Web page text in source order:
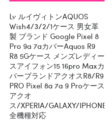
Lv ルイヴィトンAQUOS
Wish4/3/2/1ケース 男女革
製 ブランド Google Pixel 8
Pro 9a 7aカバーaquos R9
R8 5Gケース メンズレディー
スアイフォン15 16pro Maxカ
バーブランドアクオスR8/R9
PRO Pixel 8a 7a 9 Proケース
アクオ
ス/XPERIA/GALAXY/IPHONE
全機種対応